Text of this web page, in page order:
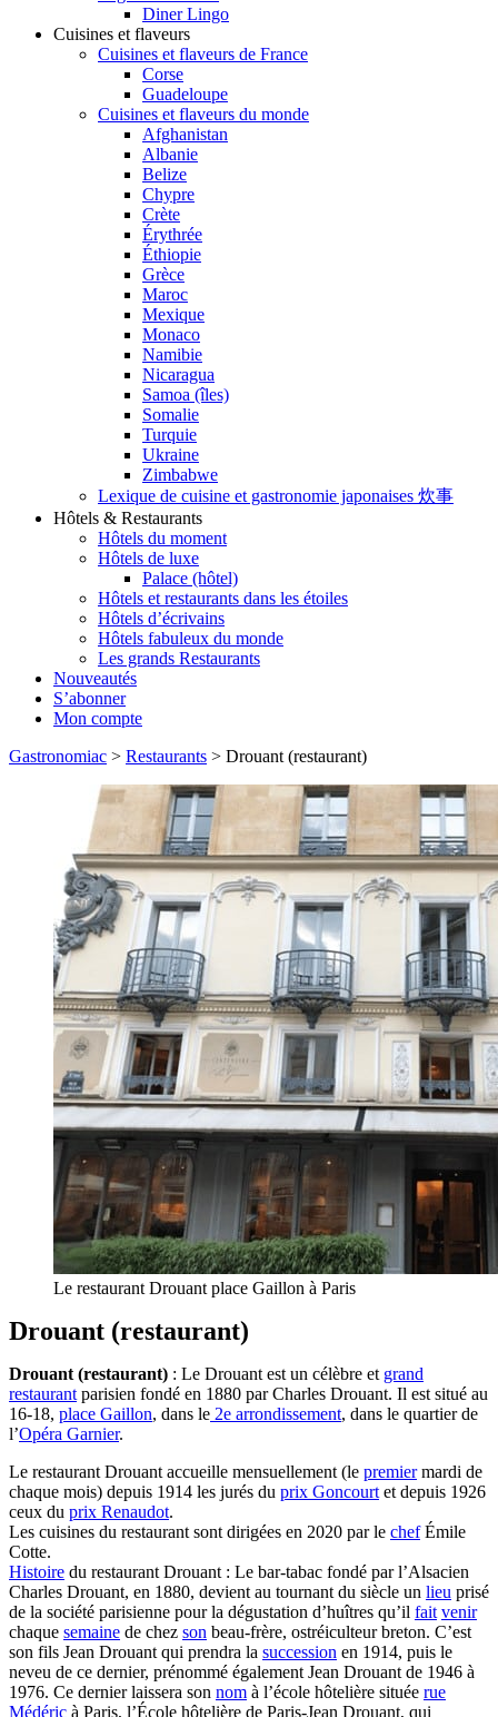
Diner Lingo
Cuisines et flaveurs
Cuisines et flaveurs de France
Corse
Guadeloupe
Cuisines et flaveurs du monde
Afghanistan
Albanie
Belize
Chypre
Crète
Érythrée
Éthiopie
Grèce
Maroc
Mexique
Monaco
Namibie
Nicaragua
Samoa (îles)
Somalie
Turquie
Ukraine
Zimbabwe
Lexique de cuisine et gastronomie japonaises 炊事
Hôtels & Restaurants
Hôtels du moment
Hôtels de luxe
Palace (hôtel)
Hôtels et restaurants dans les étoiles
Hôtels d’écrivains
Hôtels fabuleux du monde
Les grands Restaurants
Nouveautés
S’abonner
Mon compte
Gastronomiac > Restaurants > Drouant (restaurant)
Le restaurant Drouant place Gaillon à Paris
Drouant (restaurant)
Drouant (restaurant) : Le Drouant est un célèbre et grand
restaurant parisien fondé en 1880 par Charles Drouant. Il est situé au
16-18, place Gaillon, dans le 2e arrondissement, dans le quartier de
l’Opéra Garnier.
Le restaurant Drouant accueille mensuellement (le premiermardi de
chaque mois) depuis 1914 les jurés du prix Goncourt et depuis 1926
ceux du prix Renaudot.
Les cuisines du restaurant sont dirigées en 2020 par le chefÉmile
Cotte.
Histoire du restaurant Drouant : Le bar-tabac fondé par l’Alsacien
Charles Drouant, en 1880, devient au tournant du siècle un lieu prisé
de la société parisienne pour la dégustation d’huîtres qu’il fait venir
chaque semaine de chez son beau-frère, ostréiculteur breton. C’est
son fils Jean Drouant qui prendra la succession en 1914, puis le
neveu de ce dernier, prénommé également Jean Drouant de 1946 à
1976. Ce dernier laissera son nom à l’école hôtelière située rue
Médéric à Paris, l’École hôtelière de Paris-Jean Drouant, qui